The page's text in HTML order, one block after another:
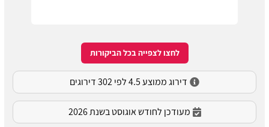
לחצו לצפייה בכל הביקורות
דירוג ממוצע 4.5 לפי 302 דירוגים
מעודכן לחודש אוגוסט בשנת 2026